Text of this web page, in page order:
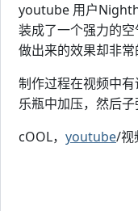
youtube 用户
装成了一个强力的
做出来的效果却非常
制作过程在视频中
乐瓶中加压，然后子
cOOL， youtube/视